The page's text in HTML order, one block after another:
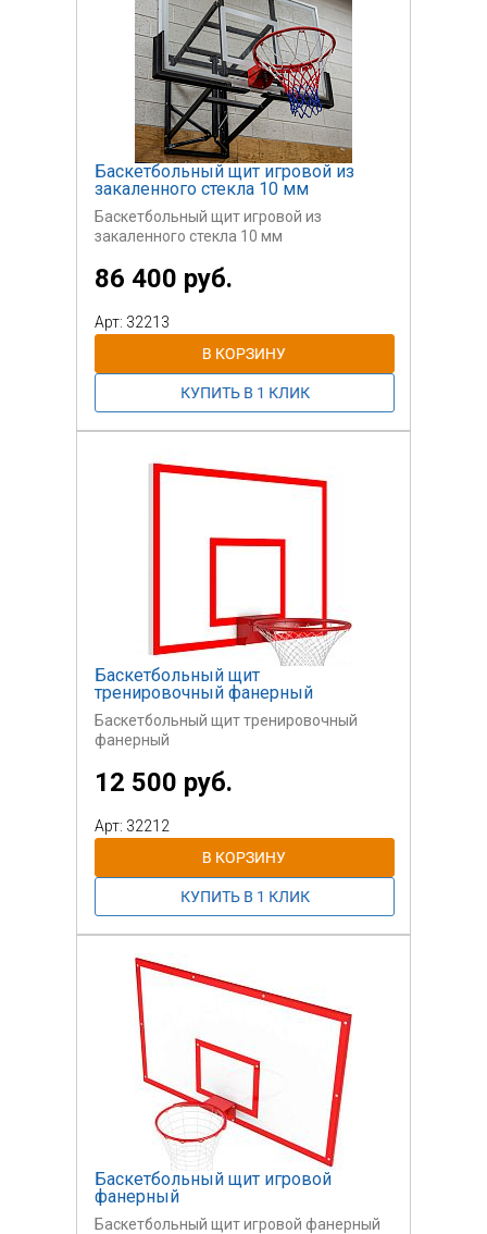
Баскетбольный щит игровой из
закаленного стекла 10 мм
Баскетбольный щит игровой из
закаленного стекла 10 мм
86 400 руб.
Арт: 32213
Баскетбольный щит
тренировочный фанерный
Баскетбольный щит тренировочный
фанерный
12 500 руб.
Арт: 32212
Баскетбольный щит игровой
фанерный
Баскетбольный щит игровой фанерный